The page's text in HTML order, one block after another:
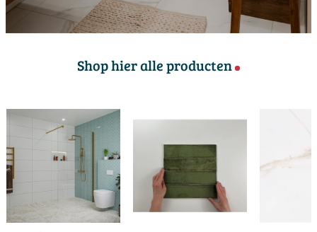
Shop hier alle producten